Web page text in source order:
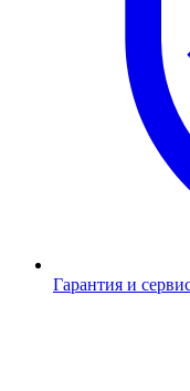
Гарантия и